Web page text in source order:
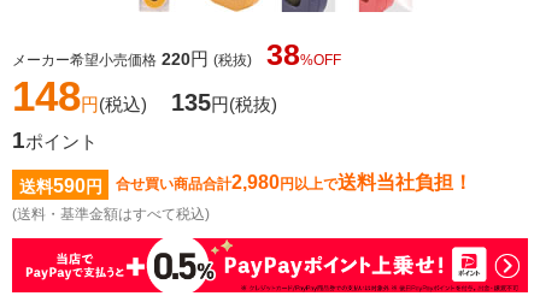
メーカー希望小売価格 220円 (税抜) 38%OFF
148円(税込) 135円(税抜)
1ポイント
送料590円 合せ買い商品合計2,980円以上で送料当社負担！
(送料・基準金額はすべて税込)